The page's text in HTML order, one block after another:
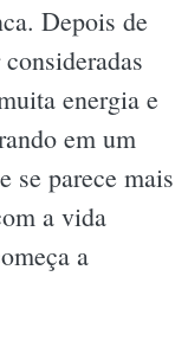
Depois de
energia e
em um
se parece mais
a vida
a